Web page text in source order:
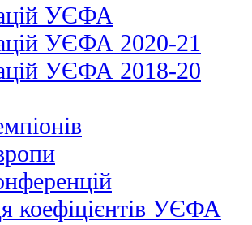
УЄФА
УЄФА 2020-21
УЄФА 2018-20
коефіцієнтів УЄФА